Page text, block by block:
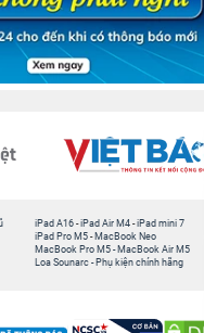
iPad A16 -iPad Air M4 -iPad mini 7
iPad Pro M5 - MacBook Neo
MacBook Pro M5 - MacBook Air M5
Loa Sounarc - Phụ kiện chính hãng